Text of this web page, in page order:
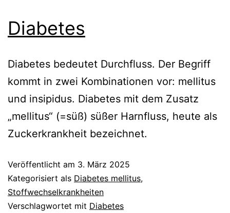
Diabetes
Diabetes bedeutet Durchfluss. Der Begriff
kommt in zwei Kombinationen vor: mellitus
und insipidus. Diabetes mit dem Zusatz
„mellitus“ (=süß) süßer Harnfluss, heute als
Zuckerkrankheit bezeichnet.
Veröffentlicht am 3. März 2025
Kategorisiert als Diabetes mellitus,
Stoffwechselkrankheiten
Verschlagwortet mit Diabetes